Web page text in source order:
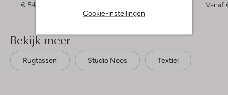
Cookie-instellingen
€ 54,99
Vanaf
Bekijk meer
Rugtassen Studio Noos Textiel